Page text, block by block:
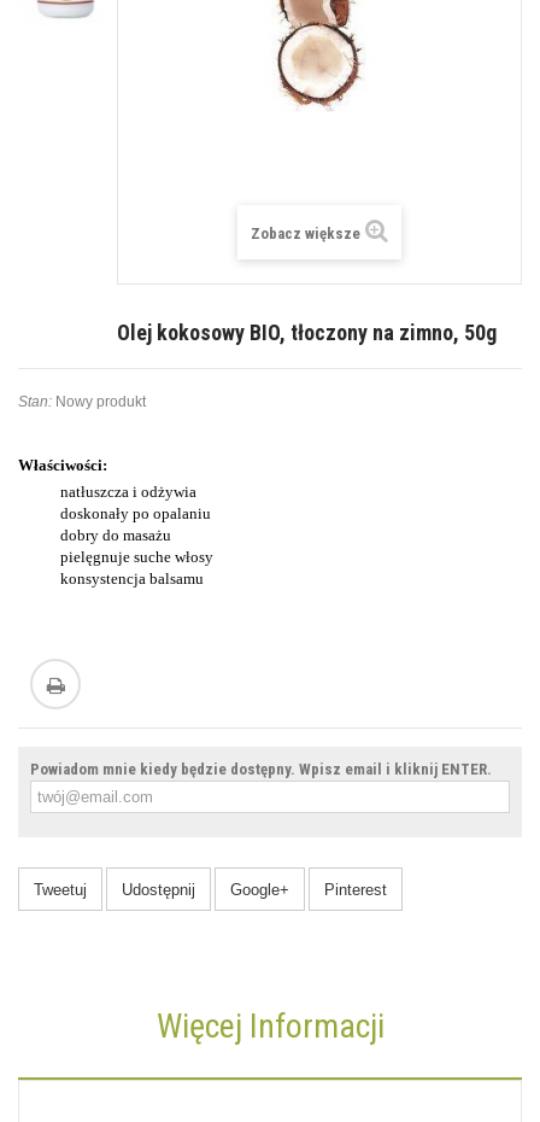
Zobacz większe
Olej kokosowy BIO, tłoczony na zimno, 50g
Stan: Nowy produkt
Właściwości:
natłuszcza i odżywia
doskonały po opalaniu
dobry do masażu
pielęgnuje suche włosy
konsystencja balsamu
Powiadom mnie kiedy będzie dostępny. Wpisz email i kliknij ENTER.
Tweetuj Udostępnij Google+ Pinterest
Więcej Informacji